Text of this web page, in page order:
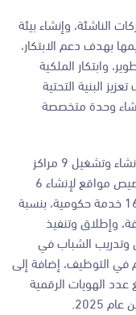
الناشئة، وإنشاء بيئة
بهدف دعم الابتكار،
وابتكار الملكية
البنية التحتية
وحدة متخصصة
ومن أبرز منجزات القطاع في المرحلة الأولى: إنشاء وتشغيل 9 مراكز
خدمات حكومية شاملة في 8 محافظات وتخصيص مواقع لإنشاء 6
مراكز جديدة في المملكة، رقمنة أكثر من 1600 خدمة حكومية، بنسبة
وإطلاق وتنفيذ
وتدريب الشباب في
في التوظيف، إضافة إلى
الهويات الرقمية